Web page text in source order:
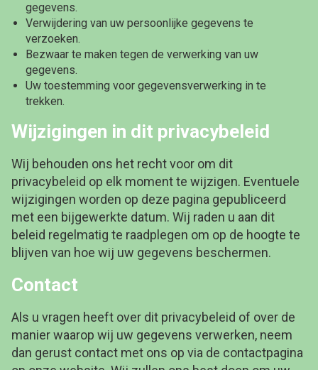
gegevens.
Verwijdering van uw persoonlijke gegevens te
verzoeken.
Bezwaar te maken tegen de verwerking van uw
gegevens.
Uw toestemming voor gegevensverwerking in te
trekken.
Wijzigingen in dit privacybeleid
Wij behouden ons het recht voor om dit
privacybeleid op elk moment te wijzigen. Eventuele
wijzigingen worden op deze pagina gepubliceerd
met een bijgewerkte datum. Wij raden u aan dit
beleid regelmatig te raadplegen om op de hoogte te
blijven van hoe wij uw gegevens beschermen.
Contact
Als u vragen heeft over dit privacybeleid of over de
manier waarop wij uw gegevens verwerken, neem
dan gerust contact met ons op via de contactpagina